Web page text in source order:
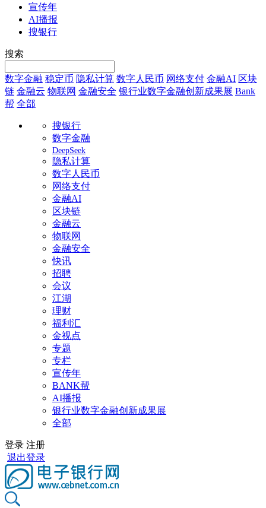
宣传年
AI播报
搜银行
搜索
数字金融 稳定币 隐私计算 数字人民币 网络支付 金融AI 区块
链 金融云 物联网 金融安全 银行业数字金融创新成果展 Bank
帮 全部
搜银行
数字金融
DeepSeek
隐私计算
数字人民币
网络支付
金融AI
区块链
金融云
物联网
金融安全
快讯
招聘
会议
江湖
理财
福利汇
金视点
专题
专栏
宣传年
BANK帮
AI播报
银行业数字金融创新成果展
全部
登录 注册
退出登录